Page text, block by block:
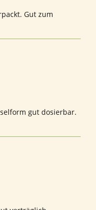
Gut zum
gut dosierbar.